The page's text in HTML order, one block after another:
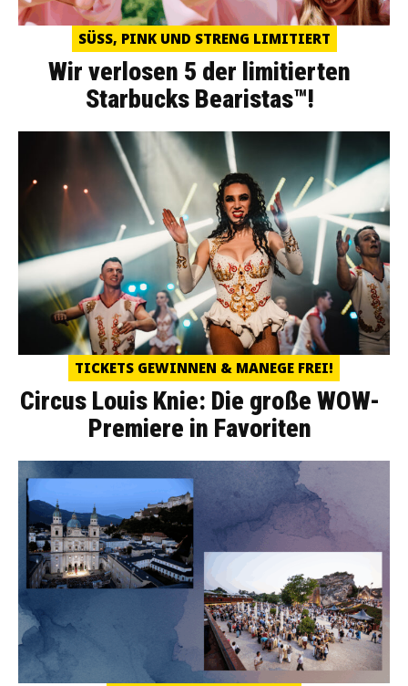
SÜSS, PINK UND STRENG LIMITIERT
Wir verlosen 5 der limitierten
Starbucks Bearistas™!
TICKETS GEWINNEN & MANEGE FREI!
Circus Louis Knie: Die große WOW-
Premiere in Favoriten